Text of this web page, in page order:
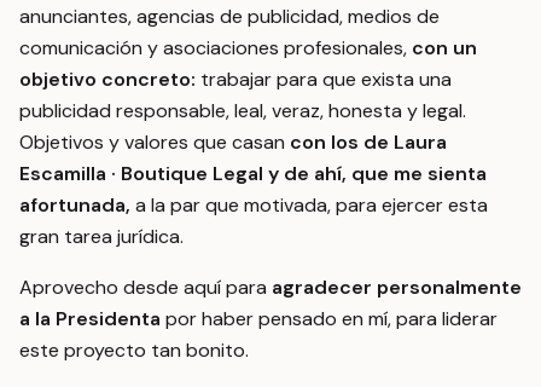
anunciantes, agencias de publicidad, medios de
comunicación y asociaciones profesionales, con un
objetivo concreto: trabajar para que exista una
publicidad responsable, leal, veraz, honesta y legal.
Objetivos y valores que casan con los de Laura
Escamilla · Boutique Legal y de ahí, que me sienta
afortunada, a la par que motivada, para ejercer esta
gran tarea jurídica.
Aprovecho desde aquí para agradecer personalmente
a la Presidenta por haber pensado en mí, para liderar
este proyecto tan bonito.